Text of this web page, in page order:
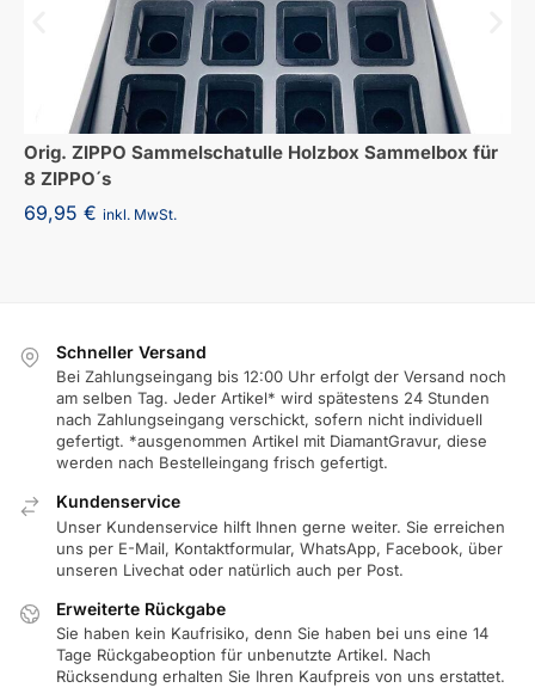
Orig. ZIPPO Sammelschatulle Holzbox Sammelbox für
8 ZIPPO´s
69,95 € inkl. MwSt.
Schneller Versand
Bei Zahlungseingang bis 12:00 Uhr erfolgt der Versand noch
am selben Tag. Jeder Artikel* wird spätestens 24 Stunden
nach Zahlungseingang verschickt, sofern nicht individuell
gefertigt. *ausgenommen Artikel mit DiamantGravur, diese
werden nach Bestelleingang frisch gefertigt.
Kundenservice
Unser Kundenservice hilft Ihnen gerne weiter. Sie erreichen
uns per E-Mail, Kontaktformular, WhatsApp, Facebook, über
unseren Livechat oder natürlich auch per Post.
Erweiterte Rückgabe
Sie haben kein Kaufrisiko, denn Sie haben bei uns eine 14
Tage Rückgabeoption für unbenutzte Artikel. Nach
Rücksendung erhalten Sie Ihren Kaufpreis von uns erstattet.